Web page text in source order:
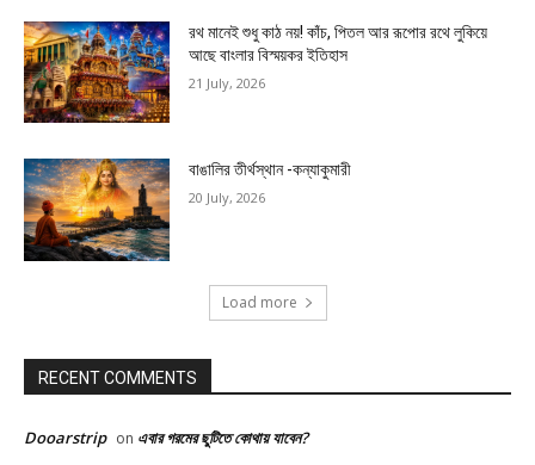
রথ মানেই শুধু কাঠ নয়! কাঁচ, পিতল আর রূপোর রথে লুকিয়ে
আছে বাংলার বিস্ময়কর ইতিহাস
21 July, 2026
বাঙালির তীর্থস্থান -কন্যাকুমারী
20 July, 2026
Load more
RECENT COMMENTS
Dooarstrip on এবার গরমের ছুটিতে কোথায় যাবেন?